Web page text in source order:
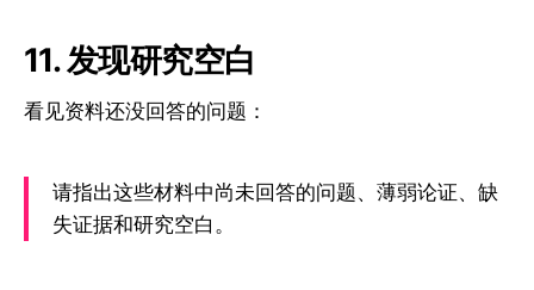
11. 发现研究空白
看见资料还没回答的问题：
请指出这些材料中尚未回答的问题、薄弱论证、缺
失证据和研究空白。